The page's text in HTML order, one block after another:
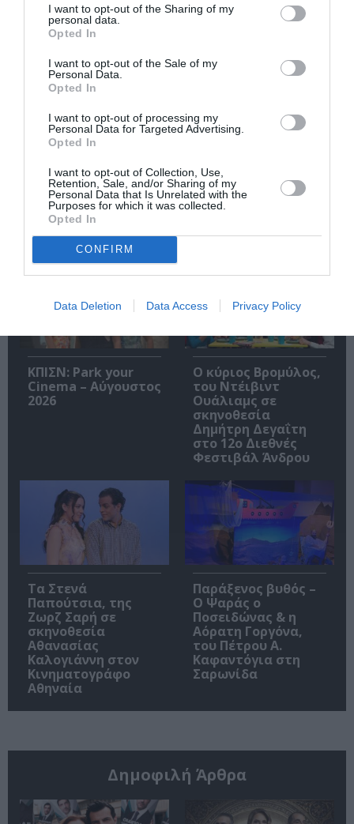
I want to opt-out of the Sharing of my
personal data.
Opted In
I want to opt-out of the Sale of my
Personal Data.
Opted In
I want to opt-out of processing my
Personal Data for Targeted Advertising.
Opted In
I want to opt-out of Collection, Use,
Retention, Sale, and/or Sharing of my
Personal Data that Is Unrelated with the
Purposes for which it was collected.
Opted In
CONFIRM
Data Deletion Data Access Privacy Policy
Newsletter
Κάθε βδομάδα στο e-mail σας τα τελευταία νέα για
Σχετικά Άρθρα
ΚΠΙΣΝ: Park your
Cinema – Αύγουστος
2026
O κύριος Βρομύλος,
του Ντέιβιντ
Ουάλιαμς σε
σκηνοθεσία
Δημήτρη Δεγαΐτη
στο 12ο Διεθνές
Φεστιβάλ Άνδρου
Τα Στενά
Παπούτσια, της
Ζωρζ Σαρή σε
σκηνοθεσία
Αθανασίας
Καλογιάννη στον
Κινηματογράφο
Αθηναία
Παράξενος βυθός –
Ο Ψαράς ο
Ποσειδώνας & η
Αόρατη Γοργόνα,
του Πέτρου Α.
Καφαντόγια στη
Σαρωνίδα
Δημοφιλή Άρθρα